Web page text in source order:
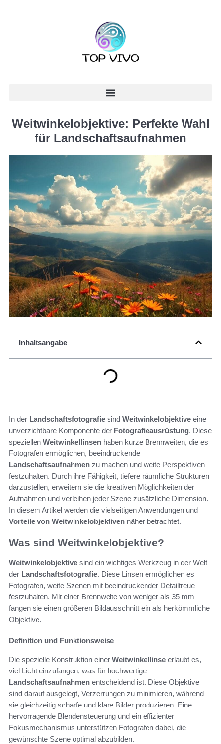
Weitwinkelobjektive: Perfekte Wahl
für Landschaftsaufnahmen
Inhaltsangabe
In der Landschaftsfotografie sind Weitwinkelobjektive eine
unverzichtbare Komponente der Fotografieausrüstung. Diese
speziellen Weitwinkellinsen haben kurze Brennweiten, die es
Fotografen ermöglichen, beeindruckende
Landschaftsaufnahmen zu machen und weite Perspektiven
festzuhalten. Durch ihre Fähigkeit, tiefere räumliche Strukturen
darzustellen, erweitern sie die kreativen Möglichkeiten der
Aufnahmen und verleihen jeder Szene zusätzliche Dimension.
In diesem Artikel werden die vielseitigen Anwendungen und
Vorteile von Weitwinkelobjektiven näher betrachtet.
Was sind Weitwinkelobjektive?
Weitwinkelobjektive sind ein wichtiges Werkzeug in der Welt
der Landschaftsfotografie. Diese Linsen ermöglichen es
Fotografen, weite Szenen mit beeindruckender Detailtreue
festzuhalten. Mit einer Brennweite von weniger als 35 mm
fangen sie einen größeren Bildausschnitt ein als herkömmliche
Objektive.
Definition und Funktionsweise
Die spezielle Konstruktion einer Weitwinkellinse erlaubt es,
viel Licht einzufangen, was für hochwertige
Landschaftsaufnahmen entscheidend ist. Diese Objektive
sind darauf ausgelegt, Verzerrungen zu minimieren, während
sie gleichzeitig scharfe und klare Bilder produzieren. Eine
hervorragende Blendensteuerung und ein effizienter
Fokusmechanismus unterstützen Fotografen dabei, die
gewünschte Szene optimal abzubilden.